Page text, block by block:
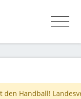
den Handball!